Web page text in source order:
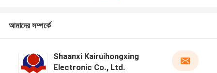
আমাদের সম্পর্কে
Shaanxi Kairuihongxing
Electronic Co., Ltd.